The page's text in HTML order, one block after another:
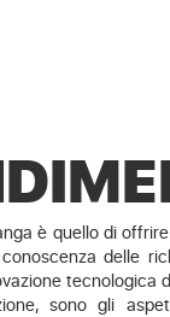
è quello di
delle
tecnologica
sono gli